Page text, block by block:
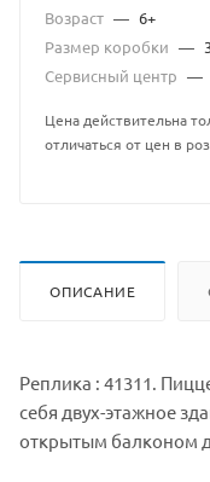
Возраст — 6+
Размер коробки —
Сервисный центр —
Цена действительна
отличаться от цен в
ОПИСАНИЕ
Реплика : 41311.
себя двух-этажное
открытым балконом